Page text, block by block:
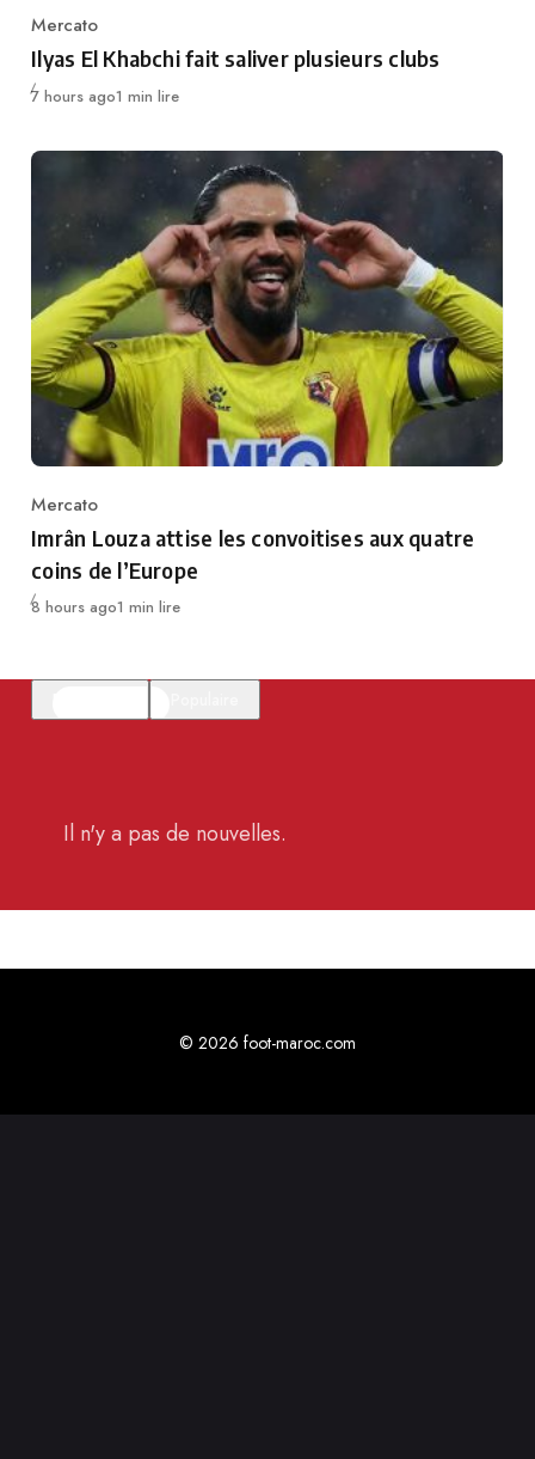
Category
Mercato
Ilyas El Khabchi fait saliver plusieurs clubs
Publié
7 hours ago1 min lire
Category
Mercato
Imrân Louza attise les convoitises aux quatre
coins de l’Europe
Publié
8 hours ago1 min lire
Il n'y a pas de nouvelles.
© 2026 foot-maroc.com